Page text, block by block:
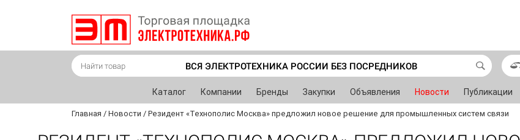
ВСЯ ЭЛЕКТРОТЕХНИКА РОССИИ БЕЗ ПОСРЕДНИКОВ
Каталог Компании Бренды Закупки Объявления Новости Публикации
Главная / Новости / Резидент «Технополис Москва» предложил новое решение для промышленных систем связи